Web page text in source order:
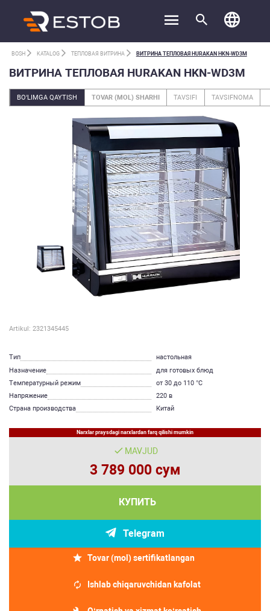
BOSH KATALOG ТЕПЛОВАЯ ВИТРИНА ВИТРИНА ТЕПЛОВАЯ HURAKAN HKN-WD3M
ВИТРИНА ТЕПЛОВАЯ HURAKAN HKN-WD3M
BO‘LIMGA QAYTISH TOVAR (MOL) SHARHI TAVSIFI TAVSIFNOMA
Artikul: 2321345445
Тип
настольная
Назначение
для готовых блюд
Температурный режим
от 30 до 110 °C
Напряжение
220 в
Страна производства
Китай
Narxlar praysdagi narxlardan farq qilishi mumkin
MAVJUD
3 789 000 сум
КУПИТЬ
Telegram
Tovar (mol) sertifikatlangan
Ishlab chiqaruvchidan kafolat